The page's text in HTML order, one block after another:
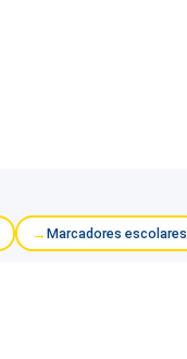
Marcadores escolares